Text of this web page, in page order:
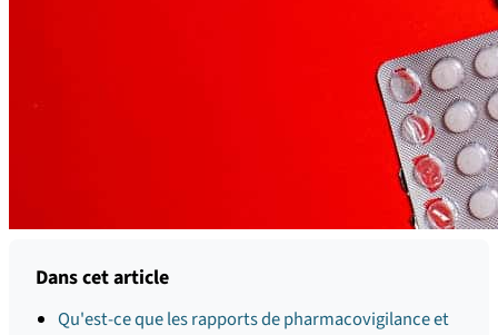
Dans cet article
Qu'est-ce que les rapports de pharmacovigilance et